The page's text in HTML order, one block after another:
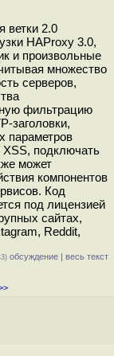
ветки 2.0
HAProxy 3.0,
и произвольные
множество
серверов,
фильтрацию
заголовки,
параметров
XSS, подключать
может
компонентов
Код
под лицензией
сайтах,
Reddit,
обсуждение | весь текст